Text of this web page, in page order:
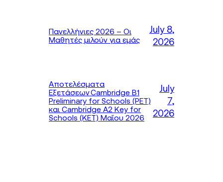
Πανελλήνιες 2026 – Οι
Μαθητές μιλούν για εμάς
July 8,
2026
Αποτελέσματα
Εξετάσεων Cambridge B1
Preliminary for Schools (PET)
και Cambridge A2 Key for
Schools (KET) Μαΐου 2026
July
7,
2026